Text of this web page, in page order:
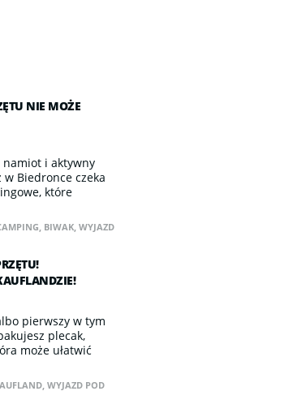
NIE MOŻE
namiot i aktywny
Biedronce czeka
które
, BIWAK, WYJAZD
pierwszy w tym
plecak,
może ułatwić
, WYJAZD POD